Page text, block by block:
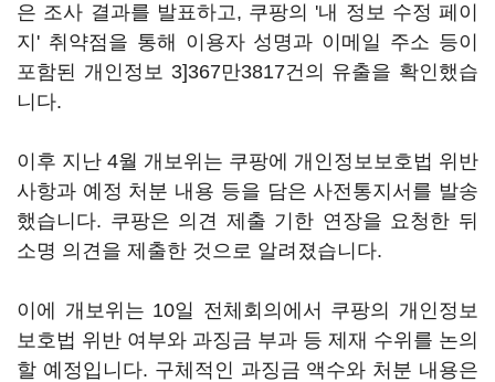
은 조사 결과를 발표하고, 쿠팡의 '내 정보 수정 페이
지' 취약점을 통해 이용자 성명과 이메일 주소 등이
포함된 개인정보 3]367만3817건의 유출을 확인했습
니다.
이후 지난 4월 개보위는 쿠팡에 개인정보보호법 위반
사항과 예정 처분 내용 등을 담은 사전통지서를 발송
했습니다. 쿠팡은 의견 제출 기한 연장을 요청한 뒤
소명 의견을 제출한 것으로 알려졌습니다.
이에 개보위는 10일 전체회의에서 쿠팡의 개인정보
보호법 위반 여부와 과징금 부과 등 제재 수위를 논의
할 예정입니다. 구체적인 과징금 액수와 처분 내용은